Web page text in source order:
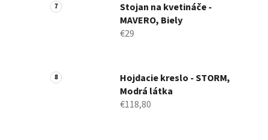
Stojan na kvetináče -
MAVERO, Biely
€29
Hojdacie kreslo - STORM,
Modrá látka
€118,80